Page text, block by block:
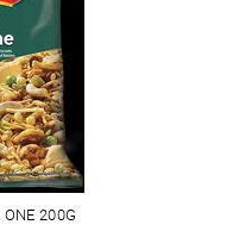
200G